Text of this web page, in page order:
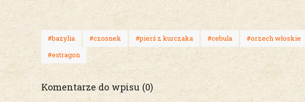
#bazylia #czosnek #pierś z kurczaka #cebula #orzech włoskie
#estragon
Komentarze do wpisu (0)